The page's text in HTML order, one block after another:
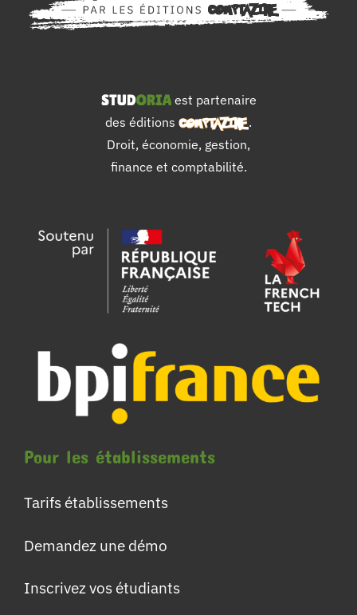
est partenaire
des éditions
.
Droit, économie, gestion,
finance et comptabilité.
Pour les établissements
Tarifs établissements
Demandez une démo
Inscrivez vos étudiants